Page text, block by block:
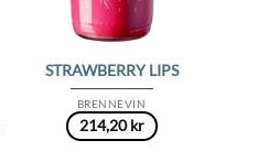
BRENNEVIN
STRAWBERRY LIPS
214,20kr